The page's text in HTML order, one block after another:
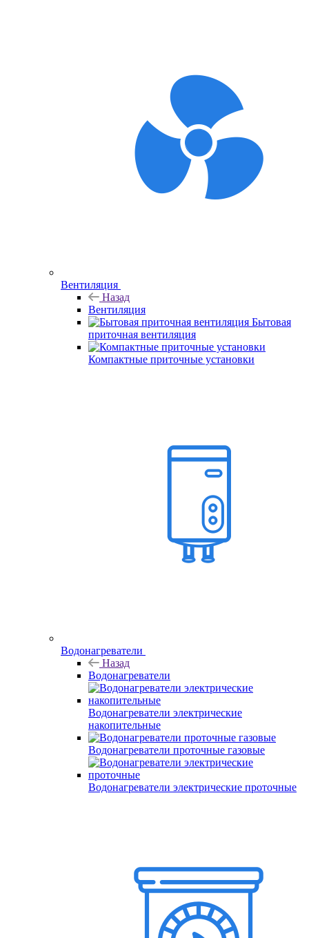
Вентиляция
Назад
Вентиляция
Бытовая
приточная вентиляция
Компактные приточные установки
Водонагреватели
Назад
Водонагреватели
Водонагреватели электрические
накопительные
Водонагреватели проточные газовые
Водонагреватели электрические проточные